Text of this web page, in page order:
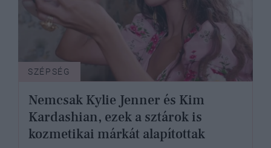
SZÉPSÉG
Nemcsak Kylie Jenner és Kim
Kardashian, ezek a sztárok is
kozmetikai márkát alapítottak